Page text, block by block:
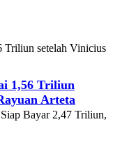
1,56 Triliun
Arteta